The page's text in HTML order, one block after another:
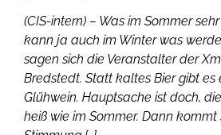
(CIS-intern) – Was im Sommer
kann ja auch im Winter was
sagen sich die Veranstalter der
Bredstedt. Statt kaltes Bier gibt es
Glühwein. Hauptsache ist doch,
heiß wie im Sommer. Dann kommt